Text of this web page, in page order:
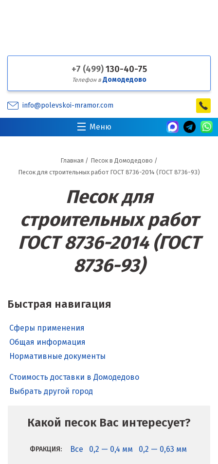
+7 (499)130-40-75
Телефон в Домодедово
info@polevskoi-mramor.com
Меню
Главная / Песок в Домодедово /
Песок для строительных работ ГОСТ 8736-2014 (ГОСТ 8736-93)
Песок для
строительных работ
ГОСТ 8736-2014 (ГОСТ
8736-93)
Быстрая навигация
Сферы применения
Общая информация
Нормативные документы
Выбрать другой город
Какой песок Вас интересует?
ФРАКЦИЯ: Все 0,2 — 0,4 мм 0,2 — 0,63 мм